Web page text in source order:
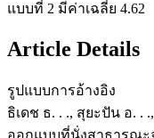
แบบที่ 2 มีค่าเฉลี่ย 4.62
Article Details
รูปแบบการอ้างอิง
ธิเดช ธ. . ., สุยะปัน อ. .